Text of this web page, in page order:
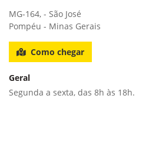
MG-164, - São José
Pompéu - Minas Gerais
Como chegar
Geral
Segunda a sexta, das 8h às 18h.